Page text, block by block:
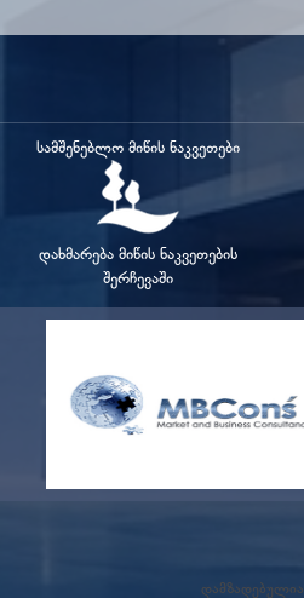
დამზადებულია
სამშენებლო მიწის ნაკვეთები
დახმარება მიწის ნაკვეთების
შერჩევაში